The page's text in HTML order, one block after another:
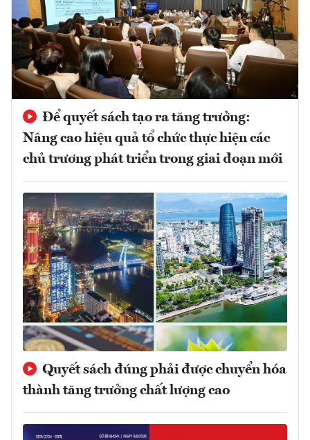
Để quyết sách tạo ra tăng trưởng:
Nâng cao hiệu quả tổ chức thực hiện các
chủ trương phát triển trong giai đoạn mới
Quyết sách đúng phải được chuyển hóa
thành tăng trưởng chất lượng cao